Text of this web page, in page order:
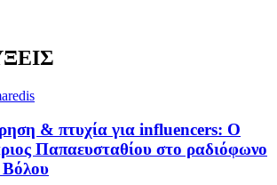
& πτυχία για influencers: Ο
Παπαευσταθίου στο ραδιόφωνο